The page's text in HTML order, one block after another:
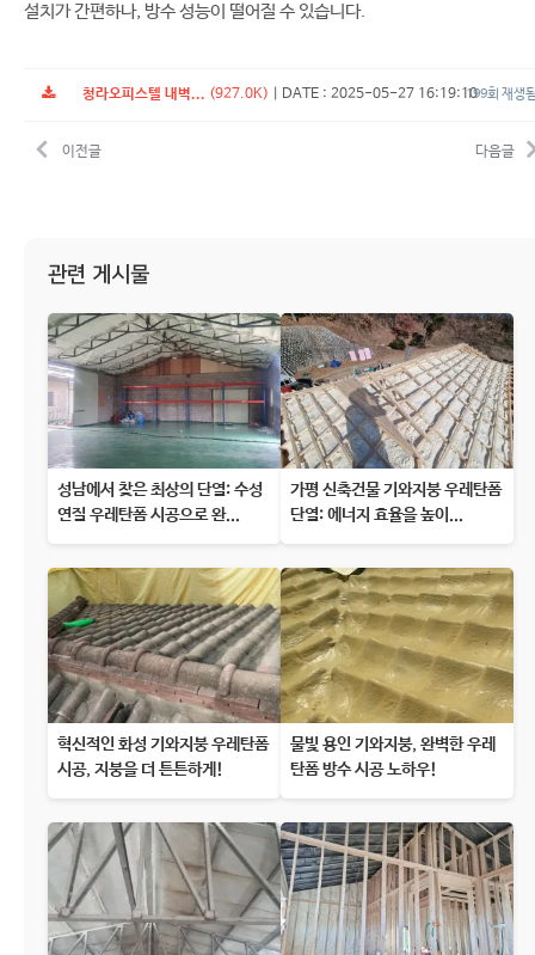
설치가 간편하나, 방수 성능이 떨어질 수 있습니다.
청라오피스텔 내벽... (927.0K) 199회 재생
DATE : 2025-05-27 16:19:10
이전글 다음글
관련 게시물
성남에서 찾은 최상의 단열: 수성
연질 우레탄폼 시공으로 완...
가평 신축건물 기와지붕 우레탄폼
단열: 에너지 효율을 높이...
혁신적인 화성 기와지붕 우레탄폼
시공, 지붕을 더 튼튼하게!
물빛 용인 기와지붕, 완벽한 우레
탄폼 방수 시공 노하우!